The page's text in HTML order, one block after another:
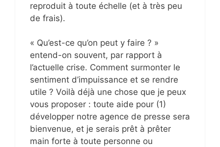
reproduit à toute échelle (et à très peu
de frais).
« Qu’est-ce qu’on peut y faire ? »
entend-on souvent, par rapport à
l’actuelle crise. Comment surmonter le
sentiment d’impuissance et se rendre
utile ? Voilà déjà une chose que je peux
vous proposer : toute aide pour (1)
développer notre agence de presse sera
bienvenue, et je serais prêt à prêter
main forte à toute personne ou